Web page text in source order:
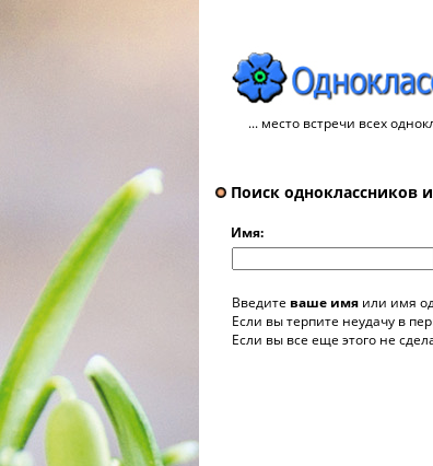
... место встречи всех
Поиск одноклассников
Имя:
Введите ваше имя или имя
Если вы терпите неудачу в
Если вы все еще этого не